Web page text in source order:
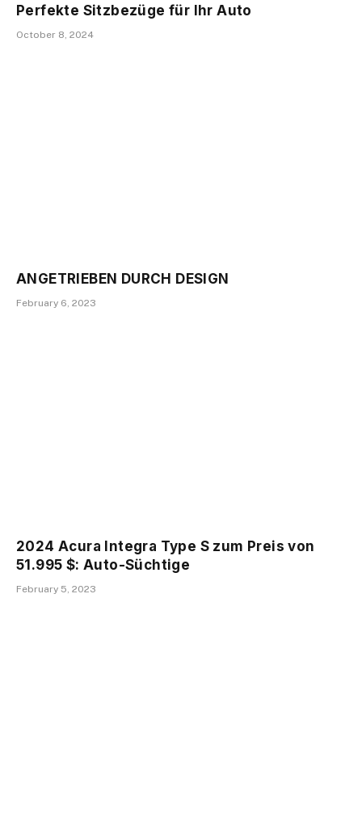
Perfekte Sitzbezüge für Ihr Auto
October 8, 2024
ANGETRIEBEN DURCH DESIGN
February 6, 2023
2024 Acura Integra Type S zum Preis von
51.995 $: Auto-Süchtige
February 5, 2023